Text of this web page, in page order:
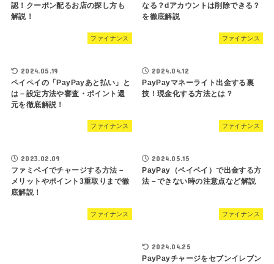
認！クーポン配るお店の探し方も
解説！
なる？dアカウントは削除できる？
を徹底解説
ファイナンス
2024.05.19
ペイペイの「PayPayあと払い」と
は－設定方法や審査・ポイント還
元を徹底解説！
ファイナンス
2024.04.12
PayPayマネーライト出金する裏
技！現金化する方法とは？
ファイナンス
2023.02.09
ファミペイでチャージする方法－
メリットやポイント3重取りまで徹
底解説！
ファイナンス
2024.05.15
PayPay（ペイペイ）で出金する方
法－できない時の注意点など解説
ファイナンス ファイナンス
2024.04.25
PayPayチャージをセブンイレブン